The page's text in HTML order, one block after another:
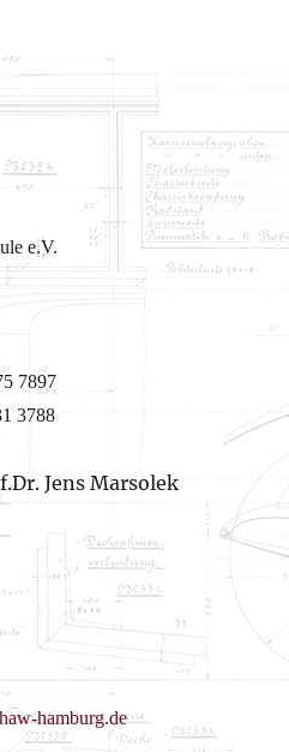
e.V.
7897
3788
Jens Marsolek
hamburg.de